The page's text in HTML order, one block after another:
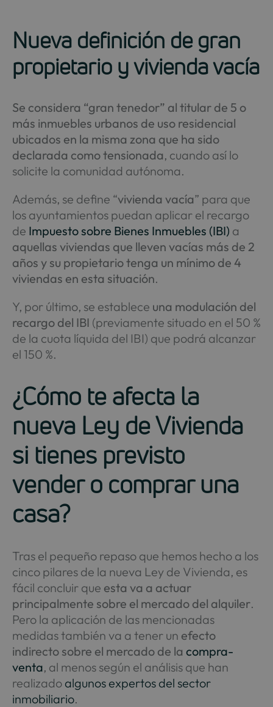
Nueva definición de gran
propietario y vivienda vacía
Se considera “gran tenedor” al titular de 5 o
más inmuebles urbanos de uso residencial
ubicados en la misma zona que ha sido
declarada como tensionada, cuando así lo
solicite la comunidad autónoma.
Además, se define “vivienda vacía” para que
los ayuntamientos puedan aplicar el recargo
de Impuesto sobre Bienes Inmuebles (IBI) a
aquellas viviendas que lleven vacías más de 2
años y su propietario tenga un mínimo de 4
viviendas en esta situación.
Y, por último, se establece una modulación del
recargo del IBI (previamente situado en el 50 %
de la cuota líquida del IBI) que podrá alcanzar
el 150 %.
¿Cómo te afecta la
nueva Ley de Vivienda
si tienes previsto
vender o comprar una
casa?
Tras el pequeño repaso que hemos hecho a los
cinco pilares de la nueva Ley de Vivienda, es
fácil concluir que esta va a actuar
principalmente sobre el mercado del alquiler.
Pero la aplicación de las mencionadas
medidas también va a tener un efecto
indirecto sobre el mercado de la compra-
venta, al menos según el análisis que han
realizado algunos expertos del sector
inmobiliario.